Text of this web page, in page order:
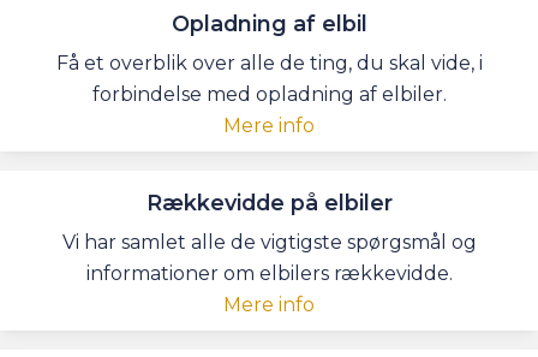
Opladning af elbil
Få et overblik over alle de ting, du skal vide, i
forbindelse med opladning af elbiler.
Mere info
Rækkevidde på elbiler
Vi har samlet alle de vigtigste spørgsmål og
informationer om elbilers rækkevidde.
Mere info